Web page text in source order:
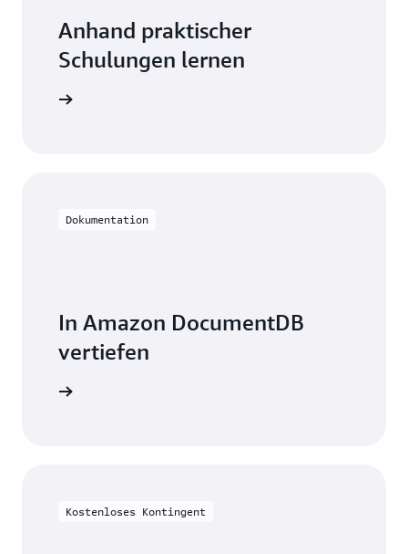
Anhand praktischer
Schulungen lernen
Dokumentation
In Amazon DocumentDB
vertiefen
Kostenloses Kontingent